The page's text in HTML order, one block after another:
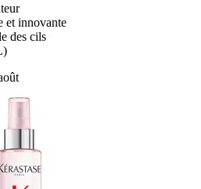
et innovante
des cils